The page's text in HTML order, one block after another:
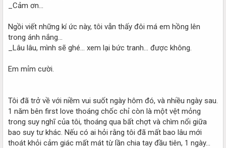
_Cảm ơn...
Ngồi viết những kí ức này, tôi vẫn thấy đôi má em hồng lên
trong ánh nắng...
_Lâu lâu, mình sẽ ghé... xem lại bức tranh... được không.
Em mỉm cười.
Tôi đã trở về với niềm vui suốt ngày hôm đó, và nhiều ngày sau.
1 năm bên first love thoáng chốc chỉ còn là một vệt mỏng
trong suy nghĩ của tôi, thoáng qua bất chợt và chìm nổi giữa
bao suy tư khác. Nếu có ai hỏi rằng tôi đã mất bao lâu mới
thoát khỏi cảm giác mất mát từ lần chia tay đầu tiên, 1 ngày...